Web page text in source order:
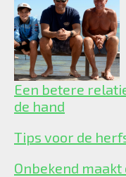
Een betere
de hand
Tips voor de
Onbekend